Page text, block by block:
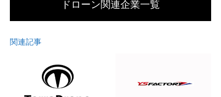
ドローン関連企業一覧
関連記事